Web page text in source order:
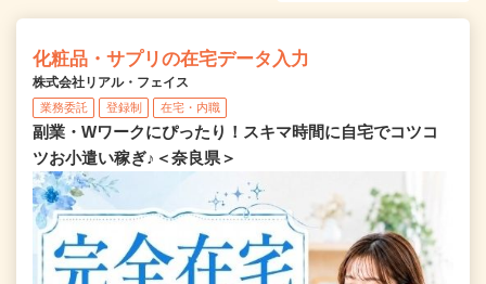
化粧品・サプリの在宅データ入力
株式会社リアル・フェイス
業務委託 登録制 在宅・内職
副業・Wワークにぴったり！スキマ時間に自宅でコツコ
ツお小遣い稼ぎ♪＜奈良県＞